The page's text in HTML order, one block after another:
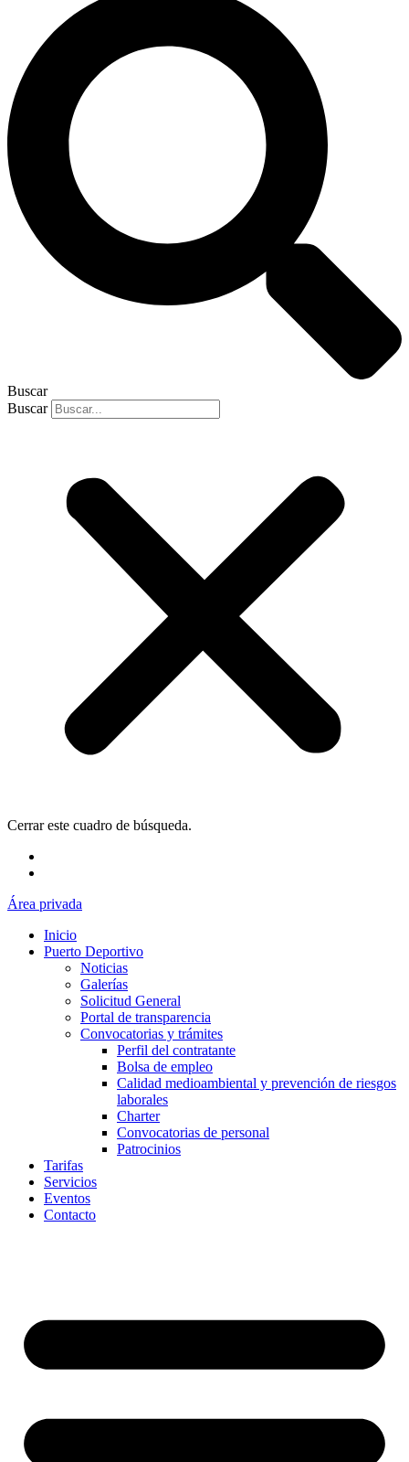
Buscar
Buscar
Cerrar este cuadro de búsqueda.
Área privada
Inicio
Puerto Deportivo
Noticias
Galerías
Solicitud General
Portal de transparencia
Convocatorias y trámites
Perfil del contratante
Bolsa de empleo
Calidad medioambiental y prevención de riesgos
laborales
Charter
Convocatorias de personal
Patrocinios
Tarifas
Servicios
Eventos
Contacto